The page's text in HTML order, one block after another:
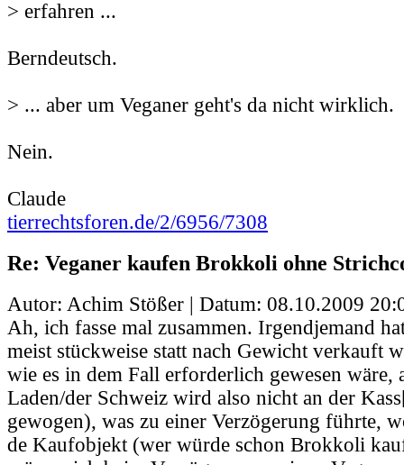
> erfahren ...
Berndeutsch.
> ... aber um Veganer geht's da nicht wirklich.
Nein.
Claude
tierrechtsforen.de/2/6956/7308
Re: Veganer kaufen Brokkoli ohne
Autor: Achim Stößer | Datum: 08.10.2009
Ah, ich fasse mal zusammen. Irgendjemand
meist stückweise statt nach Gewicht verkauft
wie es in dem Fall erforderlich gewesen wäre,
Laden/der Schweiz wird also nicht an der
gewogen), was zu einer Verzögerung führte,
de Kaufobjekt (wer würde schon Brokkoli